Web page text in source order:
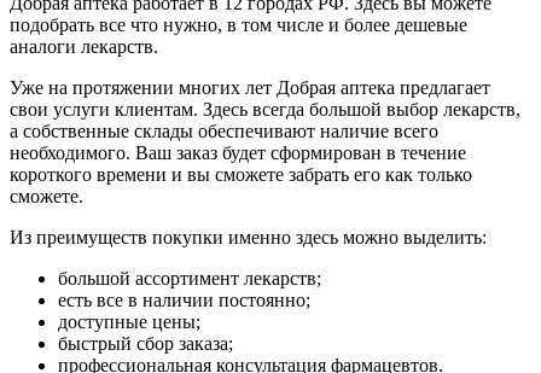
подобрать все что нужно, в том числе и более дешевые
аналоги лекарств.
Уже на протяжении многих лет Добрая аптека предлагает
свои услуги клиентам. Здесь всегда большой выбор лекарств,
а собственные склады обеспечивают наличие всего
необходимого. Ваш заказ будет сформирован в течение
короткого времени и вы сможете забрать его как только
сможете.
Из преимуществ покупки именно здесь можно выделить:
большой ассортимент лекарств;
есть все в наличии постоянно;
доступные цены;
быстрый сбор заказа;
профессиональная консультация фармацевтов.